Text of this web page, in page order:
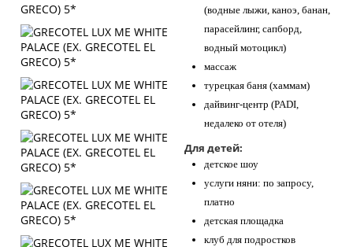
(водные лыжи, каноэ, банан,
парасейлинг, сапборд,
водный мотоцикл)
массаж
турецкая баня (хаммам)
дайвинг-центр (PADI,
недалеко от отеля)
Для детей:
детское шоу
услуги няни: по запросу,
платно
детская площадка
клуб для подростков